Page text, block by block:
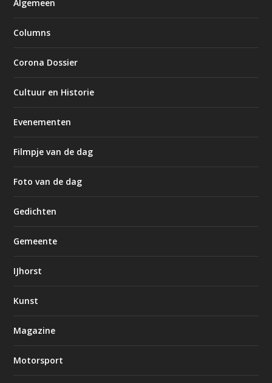
Algemeen
Columns
Corona Dossier
Cultuur en Historie
Evenementen
Filmpje van de dag
Foto van de dag
Gedichten
Gemeente
IJhorst
Kunst
Magazine
Motorsport